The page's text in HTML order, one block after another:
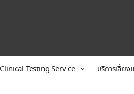
Testing Service บริการเลี้ย